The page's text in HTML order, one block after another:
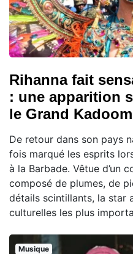
Rihanna fait
: une apparition
le Grand
De retour dans son pays
fois marqué les esprits
à la Barbade. Vêtue d’un
composé de plumes, de
détails scintillants, la star
culturelles les plus
Musique